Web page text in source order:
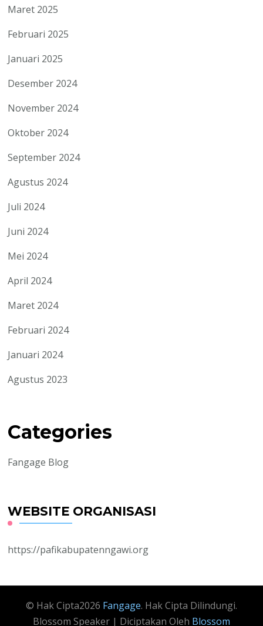
Maret 2025
Februari 2025
Januari 2025
Desember 2024
November 2024
Oktober 2024
September 2024
Agustus 2024
Juli 2024
Juni 2024
Mei 2024
April 2024
Maret 2024
Februari 2024
Januari 2024
Agustus 2023
Categories
Fangage Blog
WEBSITE ORGANISASI
https://pafikabupatenngawi.org
© Hak Cipta2026 Fangage. Hak Cipta Dilindungi.
Blossom Speaker | Diciptakan Oleh Blossom